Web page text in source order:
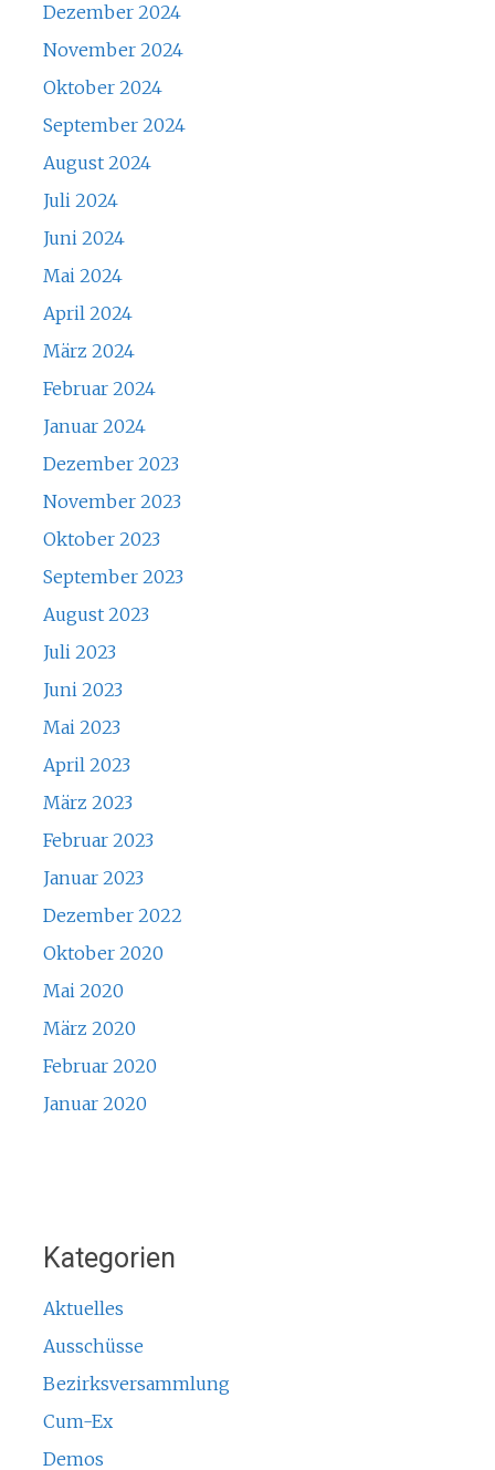
Dezember 2024
November 2024
Oktober 2024
September 2024
August 2024
Juli 2024
Juni 2024
Mai 2024
April 2024
März 2024
Februar 2024
Januar 2024
Dezember 2023
November 2023
Oktober 2023
September 2023
August 2023
Juli 2023
Juni 2023
Mai 2023
April 2023
März 2023
Februar 2023
Januar 2023
Dezember 2022
Oktober 2020
Mai 2020
März 2020
Februar 2020
Januar 2020
Kategorien
Aktuelles
Ausschüsse
Bezirksversammlung
Cum-Ex
Demos